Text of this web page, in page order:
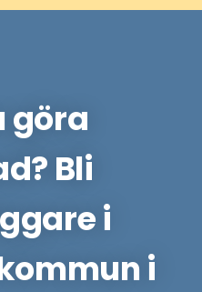
göra
Bli
i
i